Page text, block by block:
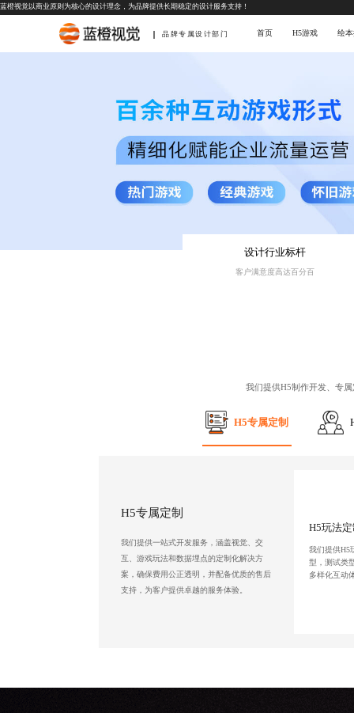
蓝橙视觉以商业原则为核心的设计理念，为品牌提供长期稳定的设计服务支持！
品牌专属设计部门 首页 H5游戏 绘
设计行业标杆
客户满意度高达百分百
我们提供H5制作开发 、专
H5专属定制
H5专属定制
我们提供一站式开发服务，涵盖视觉、交
互、游戏玩法和数据埋点的定制化解决方
案，确保费用公正透明，并配备优质的售后
支持，为客户提供卓越的服务体验。
H5玩法
我们提供H5
型，测试类
多样化互动